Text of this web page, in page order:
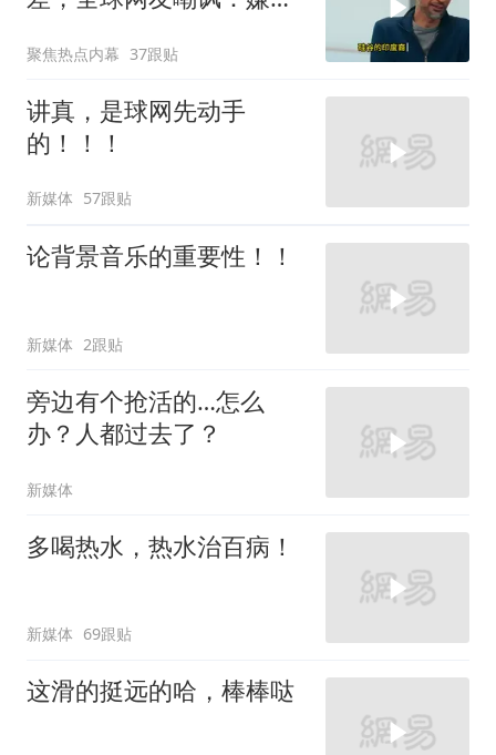
聚焦热点内幕 37跟贴
讲真，是球网先动手
的！！！
新媒体 57跟贴
论背景音乐的重要性！！
新媒体 2跟贴
旁边有个抢活的…怎么
办？人都过去了？
新媒体
多喝热水，热水治百病！
新媒体 69跟贴
这滑的挺远的哈，棒棒哒